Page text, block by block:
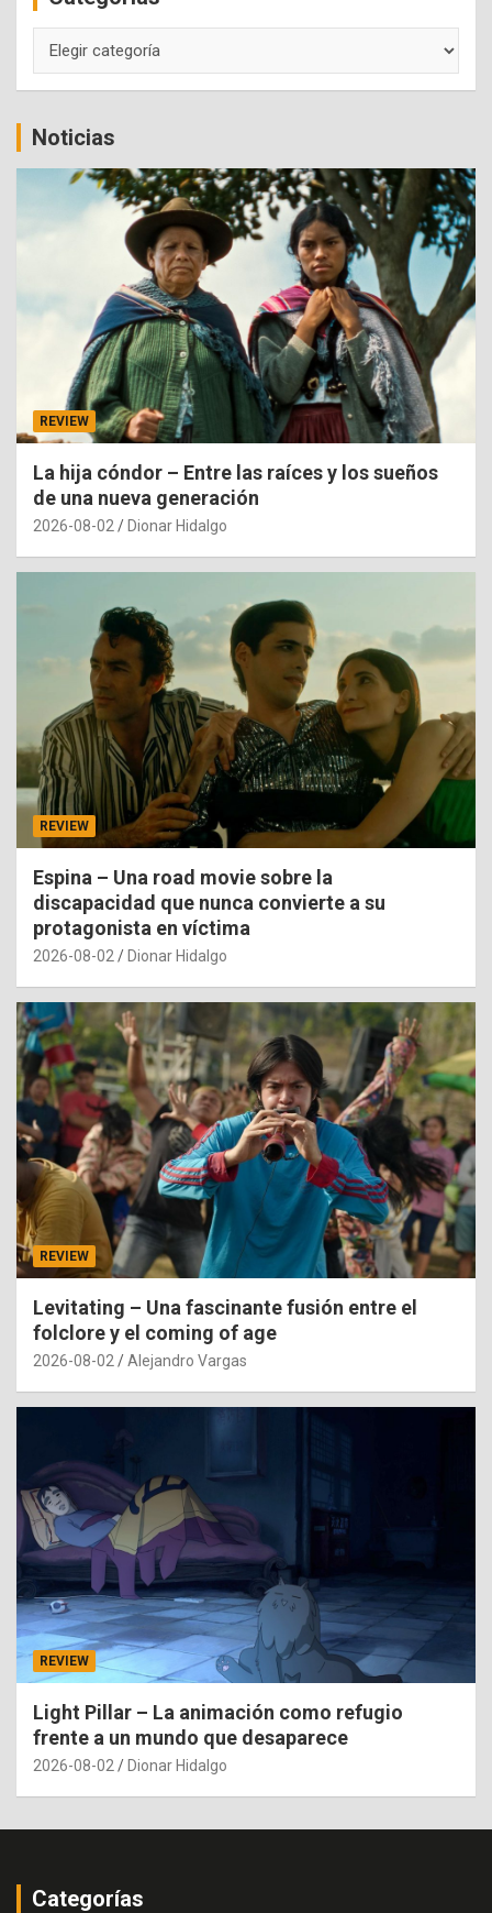
Noticias
REVIEW
La hija cóndor – Entre las raíces y los sueños
de una nueva generación
2026-08-02 Dionar Hidalgo
REVIEW
Espina – Una road movie sobre la
discapacidad que nunca convierte a su
protagonista en víctima
2026-08-02 Dionar Hidalgo
REVIEW
Levitating – Una fascinante fusión entre el
folclore y el coming of age
2026-08-02 Alejandro Vargas
REVIEW
Light Pillar – La animación como refugio
frente a un mundo que desaparece
2026-08-02 Dionar Hidalgo
Categorías